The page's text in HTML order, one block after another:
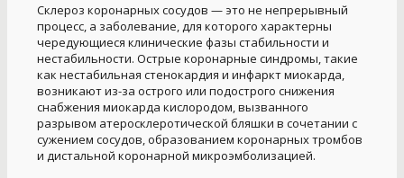
Склероз коронарных сосудов — это не непрерывный
процесс, а заболевание, для которого характерны
чередующиеся клинические фазы стабильности и
нестабильности. Острые коронарные синдромы, такие
как нестабильная стенокардия и инфаркт миокарда,
возникают из-за острого или подострого снижения
снабжения миокарда кислородом, вызванного
разрывом атеросклеротической бляшки в сочетании с
сужением сосудов, образованием коронарных тромбов
и дистальной коронарной микроэмболизацией.